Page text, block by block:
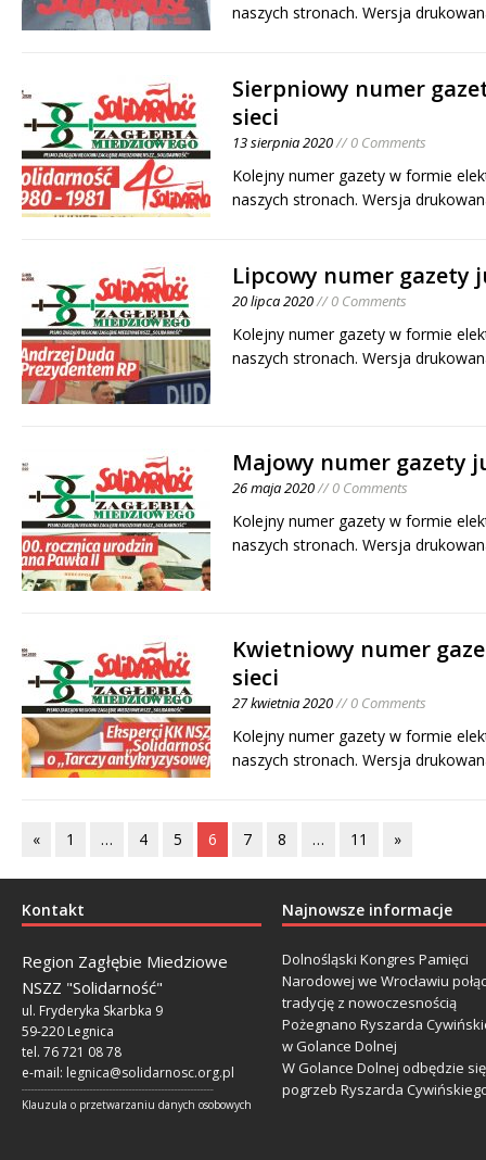
naszych stronach. Wersja
Sierpniowy numer
sieci
13 sierpnia 2020// 0 Comments
Kolejny numer gazety w formie
naszych stronach. Wersja
Lipcowy numer gazety
20 lipca 2020// 0 Comments
Kolejny numer gazety w formie
naszych stronach. Wersja
Majowy numer gazety
26 maja 2020// 0 Comments
Kolejny numer gazety w formie
naszych stronach. Wersja
Kwietniowy numer
sieci
27 kwietnia 2020// 0 Comments
Kolejny numer gazety w formie
naszych stronach. Wersja
« 1 … 4 5 6 7 8 … 11 »
Kontakt
Region Zagłębie Miedziowe
NSZZ "Solidarność"
ul. Fryderyka Skarbka 9
59-220 Legnica
tel. 76 721 08 78
e-mail: legnica@solidarnosc.org.pl
Klauzula o przetwarzaniu danych osobowych
Najnowsze informacje
Dolnośląski Kongres Pamięci
Narodowej we Wrocławiu
tradycję z nowoczesnością
Pożegnano Ryszarda
w Golance Dolnej
W Golance Dolnej odbędzie się
pogrzeb Ryszarda